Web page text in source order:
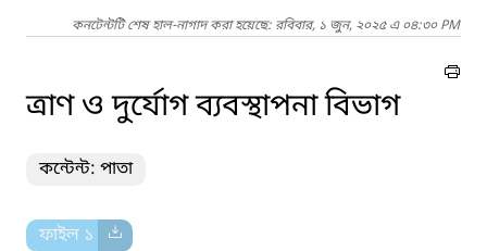
কনটেন্টটি শেষ হাল-নাগাদ করা হয়েছে: রবিবার, ১ জুন, ২০২৫ এ ০৪:৩০ PM
ত্রাণ ও দুর্যোগ ব্যবস্থাপনা বিভাগ
কন্টেন্ট: পাতা
ফাইল ১